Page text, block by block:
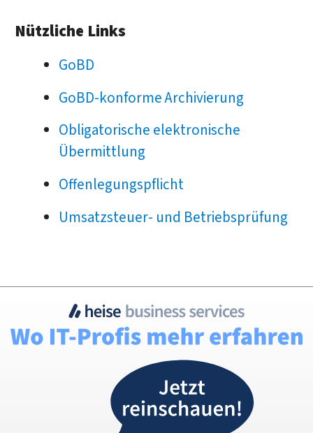
Nützliche Links
GoBD
GoBD-konforme Archivierung
Obligatorische elektronische
Übermittlung
Offenlegungspflicht
Umsatzsteuer- und Betriebsprüfung